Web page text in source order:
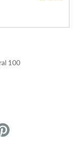
100